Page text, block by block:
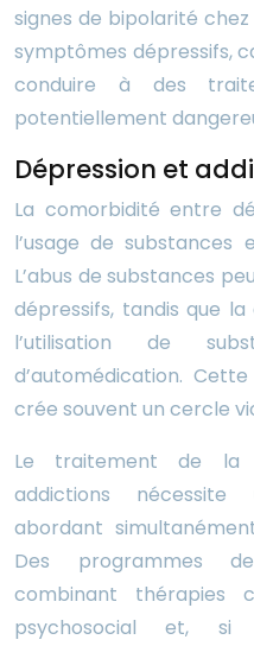
signes de bipolarité
symptômes dépressifs,
conduire à des
potentiellement
Dépression et
La comorbidité entre
l’usage de
L’abus de substances
dépressifs, tandis que
l’utilisation de
d’automédication.
crée souvent un cercle
Le traitement de la
addictions
abordant
Des programmes
combinant thérapies
psychosocial et, si